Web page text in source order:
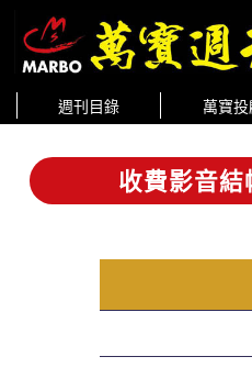
週刊目錄 萬寶
收費影音結